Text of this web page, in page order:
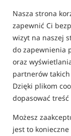
Nasza strona
zapewnić Ci
wizyt na naszej
do zapewnienia
oraz
partnerów takich
Dzięki plikom
dopasować
Możesz
jest to